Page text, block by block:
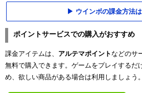
ウインボの課金方法
ポイントサービスでの購入がおすすめ
課金アイテムは、 アルテマポイントなどのサ
無料で購入できます。ゲームをプレイするだ
め、欲しい商品がある場合は利用しましょう。